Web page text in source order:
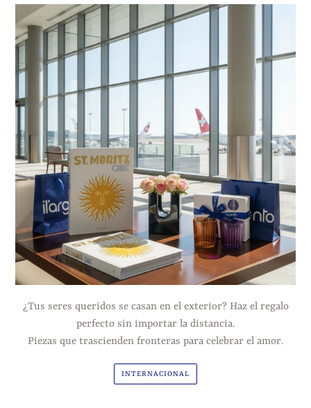
¿Tus seres queridos se casan en el exterior? Haz el regalo
perfecto sin importar la distancia.
Piezas que trascienden fronteras para celebrar el amor.
INTERNACIONAL